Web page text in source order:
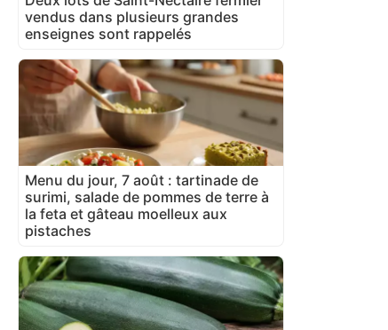
vendus dans plusieurs grandes
enseignes sont rappelés
Menu du jour, 7 août : tartinade de
surimi, salade de pommes de terre à
la feta et gâteau moelleux aux
pistaches